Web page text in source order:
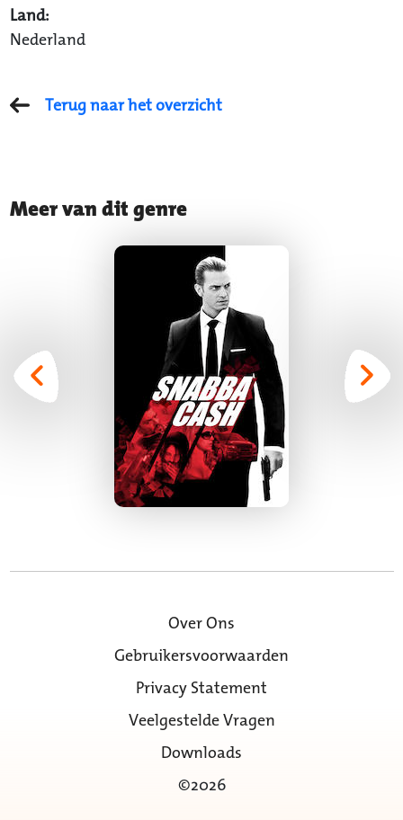
Land:
Nederland
Terug naar het overzicht
Meer van dit genre
Over Ons
Gebruikersvoorwaarden
Privacy Statement
Veelgestelde Vragen
Downloads
©2026